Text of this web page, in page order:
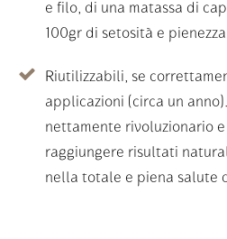
e filo, di una matassa di
100gr di setosità e pienezza.
Riutilizzabili, se
applicazioni (circa un
nettamente rivoluzionario
raggiungere risultati
nella totale e piena salute